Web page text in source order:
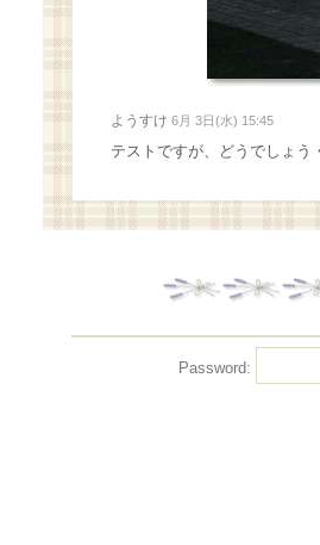
ようすけ 6月 3日(水) 15:45
テストですが、どうでしょう
Password: